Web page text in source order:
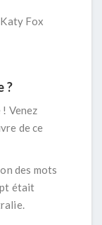
Fox
?
! Venez
de ce
des mots
était